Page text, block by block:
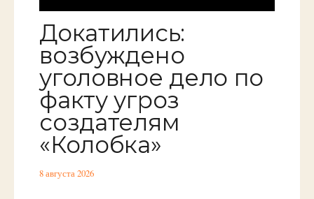
Докатились:
возбуждено
уголовное дело по
факту угроз
создателям
«Колобка»
8 августа 2026